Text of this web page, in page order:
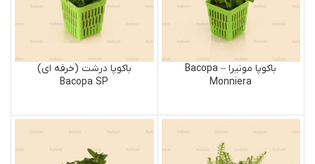
باکوپا مونیرا – Bacopa
Monniera
باکوپا درشت (خرفه ای)
Bacopa SP